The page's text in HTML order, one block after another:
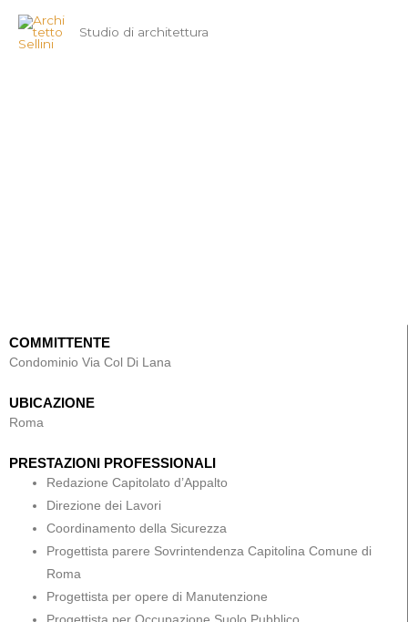
Studio di architettura
COMMITTENTE
Condominio Via Col Di Lana
UBICAZIONE
Roma
PRESTAZIONI PROFESSIONALI
Redazione Capitolato d’Appalto
Direzione dei Lavori
Coordinamento della Sicurezza
Progettista parere Sovrintendenza Capitolina Comune di
Roma
Progettista per opere di Manutenzione